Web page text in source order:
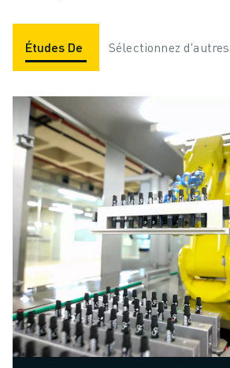
Études De Cas Applications
Sélectionnez